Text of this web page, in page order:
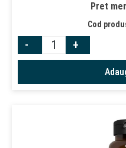
Pret
Cod
- +